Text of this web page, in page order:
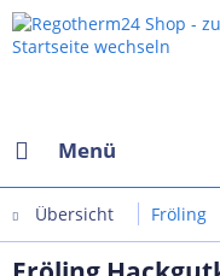
Menü
Übersicht Fröling